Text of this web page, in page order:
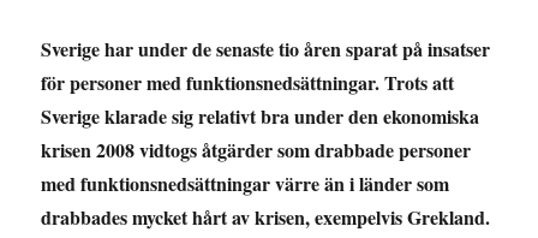
Sverige har under de senaste tio åren sparat på insatser
för personer med funktionsnedsättningar. Trots att
Sverige klarade sig relativt bra under den ekonomiska
krisen 2008 vidtogs åtgärder som drabbade personer
med funktionsnedsättningar värre än i länder som
drabbades mycket hårt av krisen, exempelvis Grekland.